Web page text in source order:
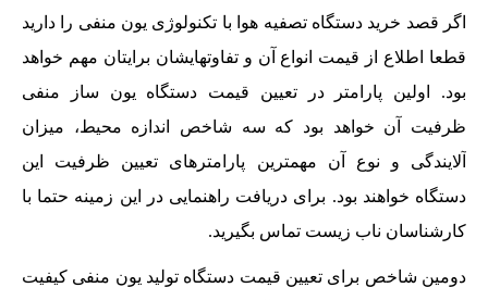
اگر قصد خرید دستگاه تصفیه هوا با تکنولوژی یون منفی را دارید
قطعا اطلاع از قیمت انواع آن و تفاوتهایشان برایتان مهم خواهد
بود. اولین پارامتر در تعیین قیمت دستگاه یون ساز منفی
ظرفیت آن خواهد بود که سه شاخص اندازه محیط، میزان
آلایندگی و نوع آن مهمترین پارامترهای تعیین ظرفیت این
دستگاه خواهند بود. برای دریافت راهنمایی در این زمینه حتما با
کارشناسان ناب زیست تماس بگیرید.
دومین شاخص برای تعیین قیمت دستگاه تولید یون منفی کیفیت